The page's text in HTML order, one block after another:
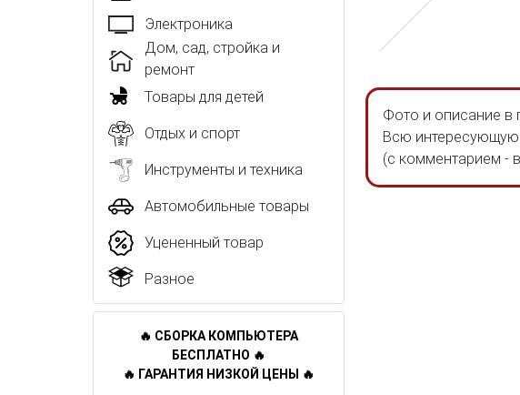
Электроника
Дом, сад, стройка и
ремонт
Товары для детей
Отдых и спорт
Инструменты и техника
Автомобильные товары
Уцененный товар
Разное
🔥 СБОРКА КОМПЬЮТЕРА
БЕСПЛАТНО 🔥
🔥 ГАРАНТИЯ НИЗКОЙ ЦЕНЫ 🔥
Фото и описание в
Всю
(с комментарием -